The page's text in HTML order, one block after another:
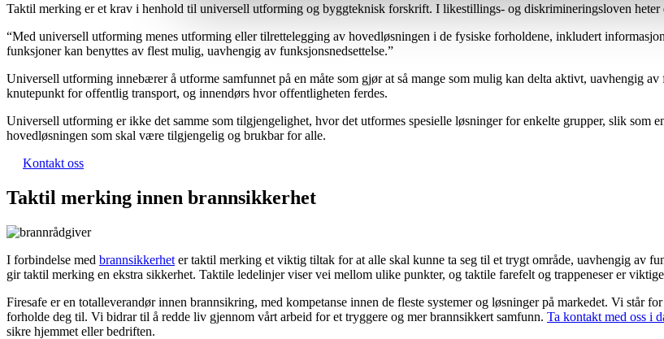
Taktil merking er et krav i henhold til universell utforming og byggteknisk forskrift. I likestillings- og diskrimineringsloven heter
“Med universell utforming menes utforming eller tilrettelegging av hovedløsningen i de fysiske forholdene, inkludert
funksjoner kan benyttes av flest mulig, uavhengig av funksjonsnedsettelse.”
Universell utforming innebærer å utforme samfunnet på en måte som gjør at så mange som mulig kan delta aktivt, uavhengig
knutepunkt for offentlig transport, og innendørs hvor offentligheten ferdes.
Universell utforming er ikke det samme som tilgjengelighet, hvor det utformes spesielle løsninger for enkelte grupper, slik som
hovedløsningen som skal være tilgjengelig og brukbar for alle.
Kontakt oss
Taktil merking innen brannsikkerhet
I forbindelse med brannsikkerhet er taktil merking et viktig tiltak for at alle skal kunne ta seg til et trygt område, uavhengig av
gir taktil merking en ekstra sikkerhet. Taktile ledelinjer viser vei mellom ulike punkter, og taktile farefelt og trappeneser er
Firesafe er en totalleverandør innen brannsikring, med kompetanse innen de fleste systemer og løsninger på markedet. Vi står
forholde deg til. Vi bidrar til å redde liv gjennom vårt arbeid for et tryggere og mer brannsikkert samfunn. Ta kontakt med oss i
sikre hjemmet eller bedriften.